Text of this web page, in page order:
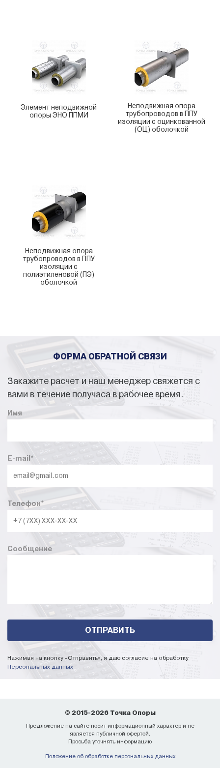
Элемент неподвижной
опоры ЭНО ППМИ
Неподвижная опора
трубопроводов в ППУ
изоляции с оцинкованной
(ОЦ) оболочкой
Неподвижная опора
трубопроводов в ППУ
изоляции с
полиэтиленовой (ПЭ)
оболочкой
ФОРМА ОБРАТНОЙ СВЯЗИ
Закажите расчет и наш менеджер свяжется с
вами в течение получаса в рабочее время.
Имя
E-mail *
Телефон*
Сообщение
Нажимая на кнопку «Отправить», я даю согласие на обработку
Персональных данных
© 2015-2026 Точка Опоры
Предложение на сайте носит информационный характер и не
является публичной офертой.
Просьба уточнять информацию
Положение об обработке персональных данных